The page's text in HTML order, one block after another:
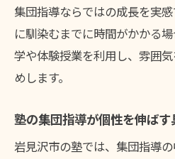
集団指導ならではの成長を実
に馴染むまでに時間がかかる
学や体験授業を利用し、雰囲
めします。
塾の集団指導が個性を伸ば
岩見沢市の塾では、集団指導